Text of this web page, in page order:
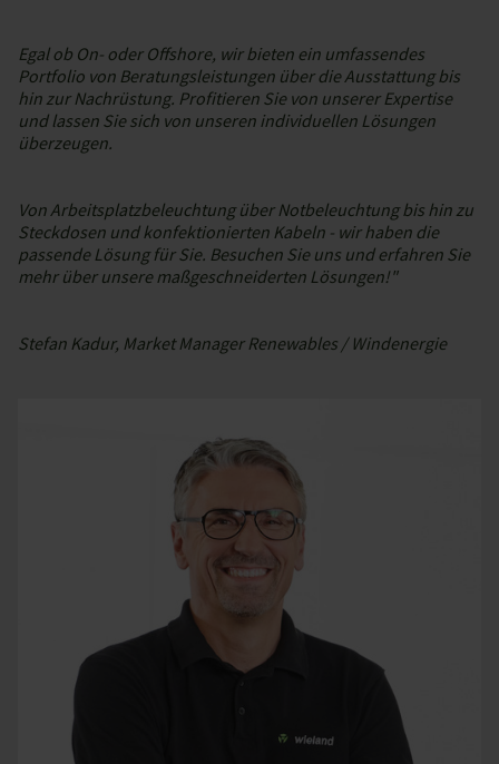
Egal ob On- oder Offshore, wir bieten ein umfassendes
Portfolio von Beratungsleistungen über die Ausstattung bis
hin zur Nachrüstung. Profitieren Sie von unserer Expertise
und lassen Sie sich von unseren individuellen Lösungen
überzeugen.
Von Arbeitsplatzbeleuchtung über Notbeleuchtung bis hin zu
Steckdosen und konfektionierten Kabeln - wir haben die
passende Lösung für Sie. Besuchen Sie uns und erfahren Sie
mehr über unsere maßgeschneiderten Lösungen!"
Stefan Kadur, Market Manager Renewables / Windenergie